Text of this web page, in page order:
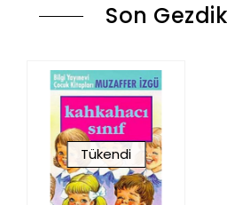
Son
Tükendi